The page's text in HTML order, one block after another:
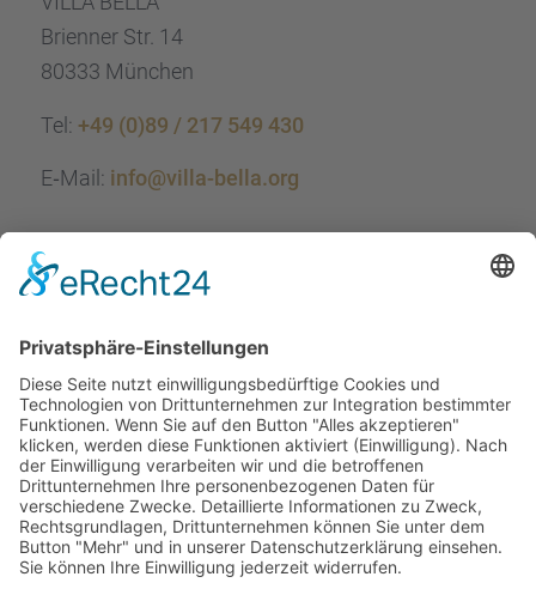
Brien­ner Str. 14
80333 München
Tel: +49 (0)89 / 217 549 430
E‑Mail: info@villa-bella.org
ÖFFNUNGS­ZEI­TEN
Mo-Do: 09:00 — 20:00 Uhr
Fr: 09:00 — 18:00 Uhr
Sa*: 10:00 — 18:00 Uhr
*auf Anfrage 3x im Monat